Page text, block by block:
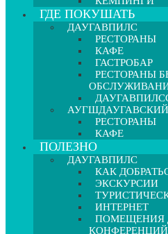
ГДЕ ПОКУШАТЬ
ДАУГАВПИЛС
РЕСТОРАНЫ
КАФЕ
ГАСТРОБАР
РЕСТОРАНЫ
РЕСТОРАНЫ
КАФЕ
ПОЛЕЗНО
ДАУГАВПИЛС
КАК
ЭКСКУРСИИ
ИНТЕРНЕТ
ПОМЕЩЕНИЯ
КОНФЕРЕНЦИЙ